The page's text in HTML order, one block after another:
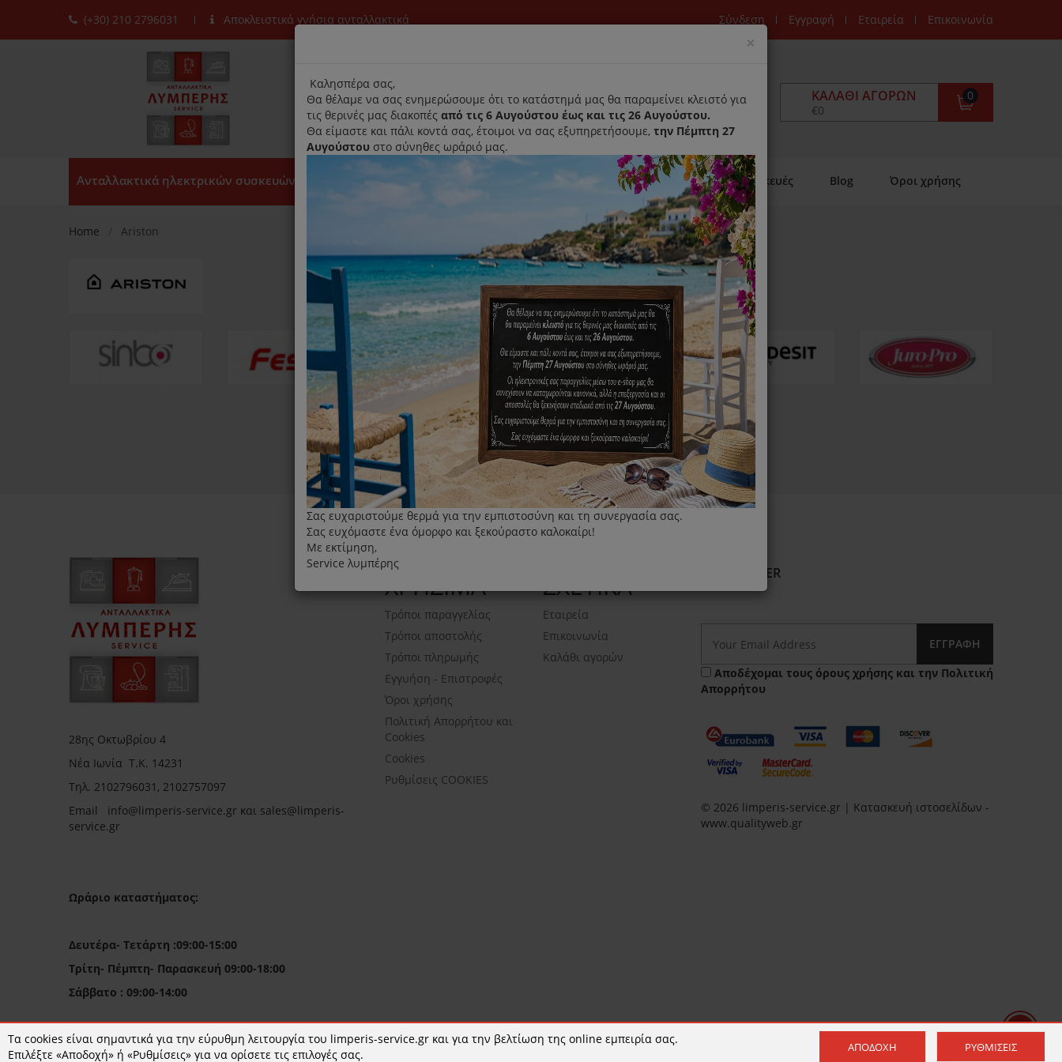
(+30) 210 2796031 Αποκλειστικά γνήσια ανταλλακτικά Σύνδεση Εγγραφή Εταιρεία Επικοινωνία
ΚΑΛΆΘΙ ΑΓΟΡΏΝ
0
€0
Ανταλλακτικά ηλεκτρικών συσκευών Αρχική Παραλαβή- Παράδοση Κατ'οικον Επισκευές Blog Όροι χρήσης
Home Ariston
28ης Οκτωβρίου 4
Νέα Ιωνία Τ.Κ. 14231
Τηλ. 2102796031, 2102757097
Email info@limperis-service.gr και sales@limperis-
service.gr
Ωράριο καταστήματος:
Δευτέρα- Τετάρτη :09:00-15:00
Τρίτη- Πέμπτη- Παρασκευή 09:00-18:00
Σάββατο : 09:00-14:00
ΧΡΗΣΙΜΑ
Τρόποι παραγγελίας
Τρόποι αποστολής
Τρόποι πληρωμής
Εγγυήση - Επιστροφές
Όροι χρήσης
Πολιτική Απορρήτου και
Cookies
Cookies
Ρυθμίσεις COOKIES
ΣΧΕΤΙΚΑ
Εταιρεία
Επικοινωνία
Καλάθι αγορών
NEWSLETTER
ΕΓΓΡΑΦΉ
Αποδέχομαι τους όρους χρήσης και την Πολιτική
Απορρήτου
© 2026 limperis-service.gr | Κατασκευή ιστοσελίδων -
www.qualityweb.gr
× Close
title
Καλησπέρα σας,
Θα θέλαμε να σας ενημερώσουμε ότι το κατάστημά μας θα παραμείνει κλειστό για
τις θερινές μας διακοπές από τις 6 Αυγούστου έως και τις 26 Αυγούστου.
Θα είμαστε και πάλι κοντά σας, έτοιμοι να σας εξυπηρετήσουμε, την Πέμπτη 27
Αυγούστου στο σύνηθες ωράριό μας.
Σας ευχαριστούμε θερμά για την εμπιστοσύνη και τη συνεργασία σας.
Σας ευχόμαστε ένα όμορφο και ξεκούραστο καλοκαίρι!
Με εκτίμηση,
Service λυμπέρης
Τα cookies είναι σημαντικά για την εύρυθμη λειτουργία του limperis-service.gr και για την βελτίωση της online εμπειρία σας.
Επιλέξτε «Αποδοχή» ή «Ρυθμίσεις» για να ορίσετε τις επιλογές σας.
ΑΠΟΔΟΧΉ ΡΥΘΜΊΣΕΙΣ